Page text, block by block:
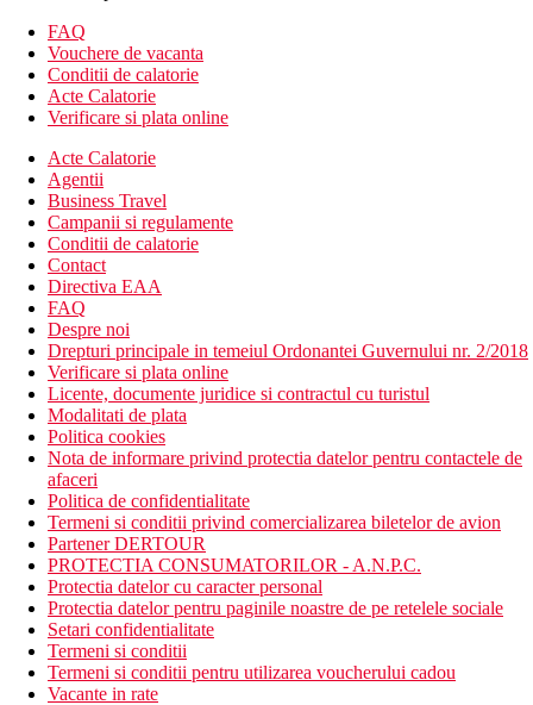
Hotelul dispune de:
aer conditionat
Wifi
84 de camere
camera de bagaje
parcare
menaj zilnic
club pentru copii
camera de joaca
terasa
lift
piscina
piscina pentru copii
restaurant
bar
inchiriere de masini
Descrierea plajei
plaja cu nisip
sezlonguri si umbrele (contra cost)
Activitati sportive gratuite
plaja
club pentru copii
Activitati sportive contra cost
tenis de masa
jocuri video
biliard
FAQ
Vouchere de vacanta
Conditii de calatorie
Acte Calatorie
Verificare si plata online
Acte Calatorie
Agentii
Business Travel
Campanii si regulamente
Conditii de calatorie
Contact
Directiva EAA
FAQ
Despre noi
Drepturi principale in temeiul Ordonantei Guvernului nr. 2/2018
Verificare si plata online
Licente, documente juridice si contractul cu turistul
Modalitati de plata
Politica cookies
Nota de informare privind protectia datelor pentru contactele de
afaceri
Politica de confidentialitate
Termeni si conditii privind comercializarea biletelor de avion
Partener DERTOUR
PROTECTIA CONSUMATORILOR - A.N.P.C.
Protectia datelor cu caracter personal
Protectia datelor pentru paginile noastre de pe retelele sociale
Setari confidentialitate
Termeni si conditii
Termeni si conditii pentru utilizarea voucherului cadou
Vacante in rate